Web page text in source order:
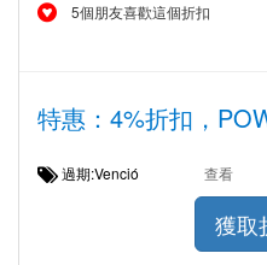
5個朋友喜歡這個折扣
特惠：4%折扣，
過期:Venció 查看
獲取